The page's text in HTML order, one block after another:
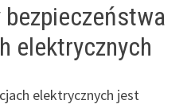
elektrycznych
elektrycznych jest